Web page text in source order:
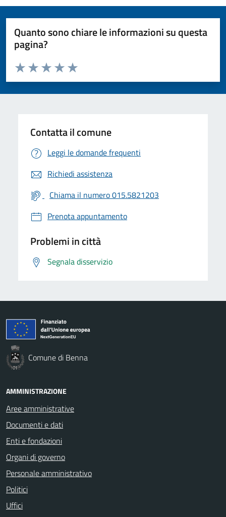
Quanto sono chiare le informazioni su questa
pagina?
Valuta da 1 a 5 stelle la pagina
Valuta 5 stelle su 5
Valuta 4 stelle su 5
Valuta 3 stelle su 5
Valuta 2 stelle su 5
Valuta 1 stelle su 5
Contatta il comune
Leggi le domande frequenti
Richiedi assistenza
Chiama il numero 015.5821203
Prenota appuntamento
Problemi in città
Segnala disservizio
Comune di Benna
AMMINISTRAZIONE
Aree amministrative
Documenti e dati
Enti e fondazioni
Organi di governo
Personale amministrativo
Politici
Uffici